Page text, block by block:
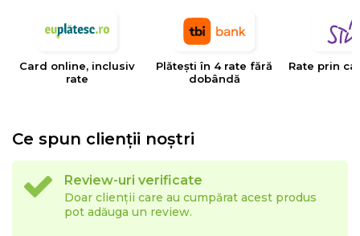
Card online, inclusiv
rate
Plătești în 4 rate fără
dobândă
Rate prin
Ce spun clienții noștri
Review-uri verificate
Doar clienții care au cumpărat acest produs
pot adăuga un review.